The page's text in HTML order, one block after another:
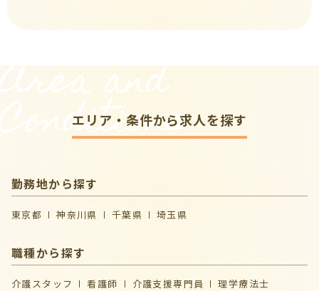
Area and
Conditions
エリア・条件から求人を探す
勤務地から探す
東京都 神奈川県 千葉県 埼玉県
職種から探す
介護スタッフ 看護師 介護支援専門員 理学療法士